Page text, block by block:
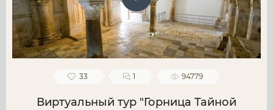
33 1 94779
Виртуальный тур "Горница Тайной